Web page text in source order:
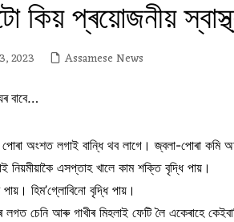
কিয় প্ৰয়োজনীয়
2023 Assamese News
অংশত লগাই বান্ধি থব লাগে। জ্বলা-পোৰা কমি
এসপ্তাহ খালে কাম শক্তি বৃদ্ধি পায়।
হিম’গ্লোবিনো বৃদ্ধি পায়।
চেনি আৰু গাখীৰ মিহলাই ফেটি লৈ একেৰাহে